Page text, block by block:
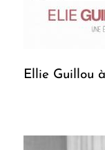
Ellie Guillou